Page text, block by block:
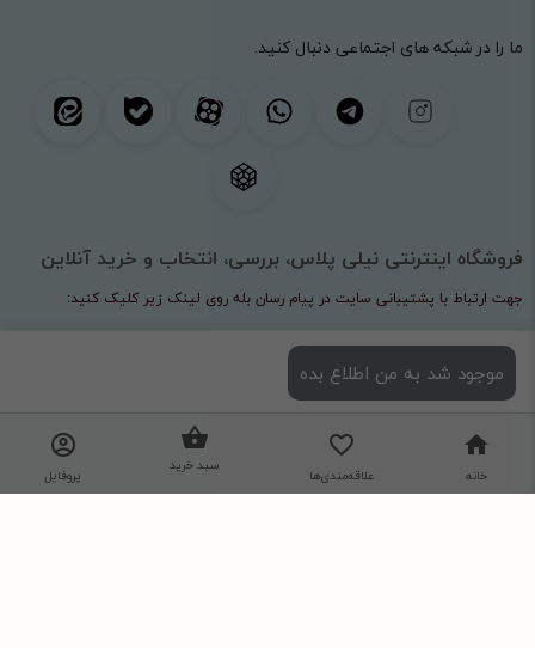
موجود شد به من اطلاع بده
ما را در شبکه های اجتماعی دنبال کنید.
فروشگاه اینترنتی نیلی پلاس، بررسی، انتخاب و خرید آنلاین
جهت ارتباط با پشتیبانی سایت در پیام رسان بله روی لینک زیر کلیک کنید:
ارتباط با پشتیبانی(کلیک کنید)
پروفایل
سبد خرید
علاقه‌مندی‌ها خانه